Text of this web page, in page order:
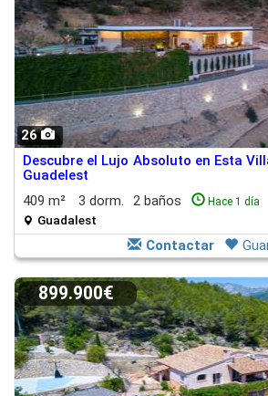
26
Descubre el Lujo Absoluto en Esta
Guadelest
409 m²
3 dorm. 2 baños Hace 1 día
Guadalest
Contactar
899.900€